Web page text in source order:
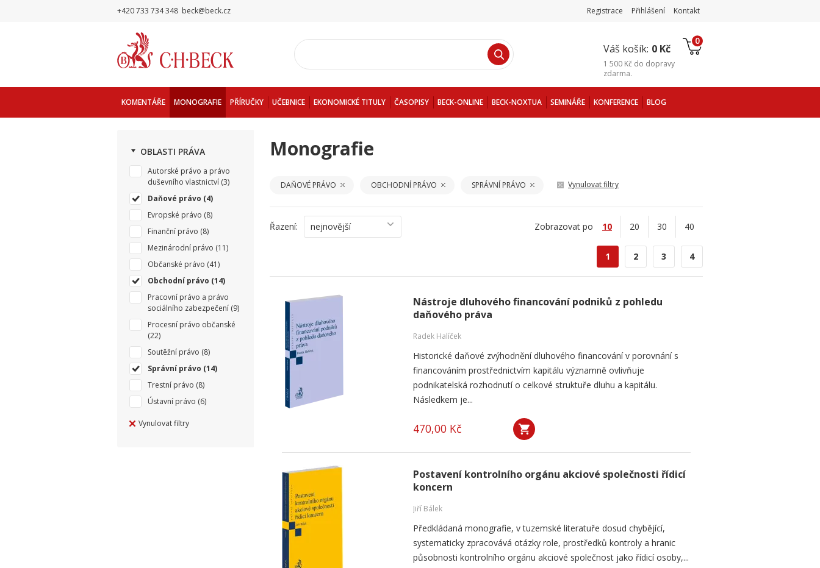
+420 733 734 348 beck@beck.cz Registrace Přihlášení Kontakt
Váš košík: 0 Kč
0
1 500 Kč do dopravy
zdarma.
KOMENTÁŘE MONOGRAFIE PŘÍRUČKY UČEBNICE EKONOMICKÉ TITULY ČASOPISY BECK-ONLINE BECK-NOXTUA SEMINÁŘE KONFERENCE BLOG
OBLASTI PRÁVA
Autorské právo a právo
duševního vlastnictví (3)
Daňové právo (4)
Evropské právo (8)
Finanční právo (8)
Mezinárodní právo (11)
Občanské právo (41)
Obchodní právo (14)
Pracovní právo a právo
sociálního zabezpečení (9)
Procesní právo občanské
(22)
Soutěžní právo (8)
Správní právo (14)
Trestní právo (8)
Ústavní právo (6)
Vynulovat filtry
Monografie
DAŇOVÉ PRÁVO OBCHODNÍ PRÁVO SPRÁVNÍ PRÁVO Vynulovat filtry
Řazení: nejnovější Zobrazovat po 10 20 30 40
1 2 3 4
Nástroje dluhového financování podniků z pohledu
daňového práva
Radek Halíček
Historické daňové zvýhodnění dluhového financování v porovnání s
financováním prostřednictvím kapitálu významně ovlivňuje
podnikatelská rozhodnutí o celkové struktuře dluhu a kapitálu.
Následkem je...
470,00 Kč
Postavení kontrolního orgánu akciové společnosti řídicí
koncern
Jiří Bálek
Předkládaná monografie, v tuzemské literatuře dosud chybějící,
systematicky zpracovává otázky role, prostředků kontroly a hranic
působnosti kontrolního orgánu akciové společnost jako řídicí osoby,...